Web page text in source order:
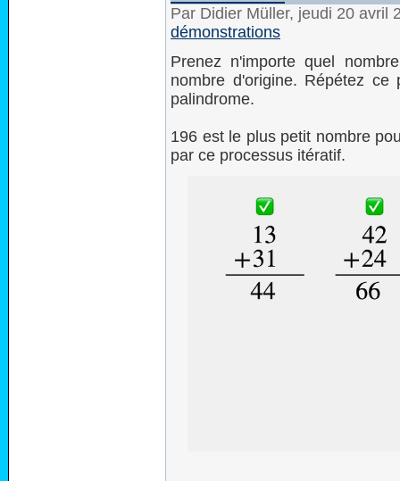
Par Didier Müller, jeudi 20 avril
démonstrations
Prenez n'importe quel
nombre d'origine. Répétez
palindrome.
196 est le plus petit nombre
par ce processus itératif.